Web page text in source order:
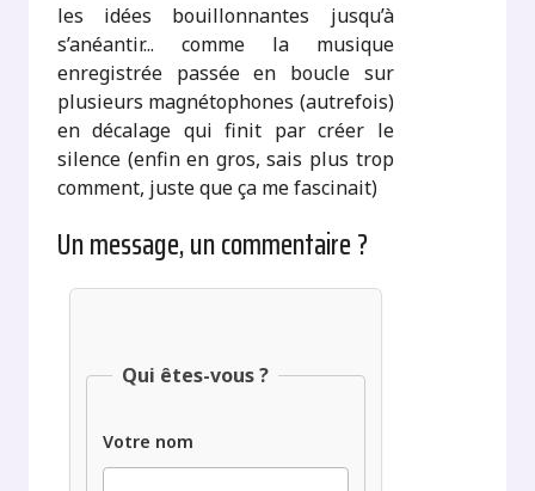
les idées bouillonnantes jusqu’à
s’anéantir... comme la musique
enregistrée passée en boucle sur
plusieurs magnétophones (autrefois)
en décalage qui finit par créer le
silence (enfin en gros, sais plus trop
comment, juste que ça me fascinait)
Un message, un commentaire ?
Qui êtes-vous ?
Votre nom